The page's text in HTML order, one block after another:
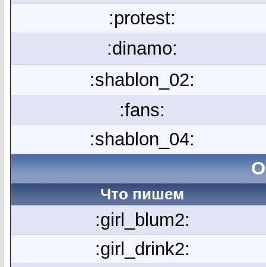
:protest:
:dinamo:
:shablon_02:
:fans:
:shablon_04:
Что пишем
:girl_blum2:
:girl_drink2: